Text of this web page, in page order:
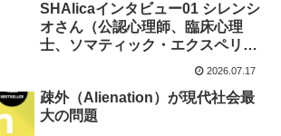
SHAlicaインタビュー01 シレンシ
オさん（公認心理師、臨床心理
士、ソマティック・エクスペリエ
ンシング・プラクティショナー）
2026.07.17
疎外（Alienation）が現代社会最
大の問題